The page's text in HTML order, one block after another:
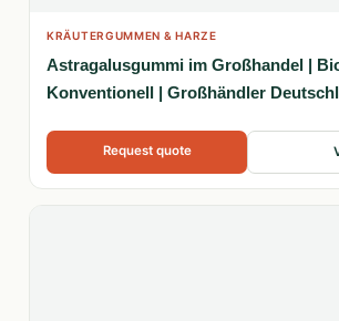
KRÄUTERGUMMEN & HARZE
Astragalusgummi im Großhandel |
Konventionell | Großhändler
Request quote